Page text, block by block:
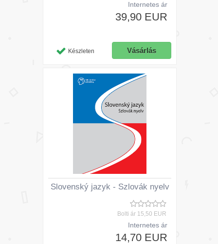
Internetes ár
39,90 EUR
Készleten
Slovenský jazyk - Szlovák nyelv
Bolti ár 15,50 EUR
Internetes ár
14,70 EUR